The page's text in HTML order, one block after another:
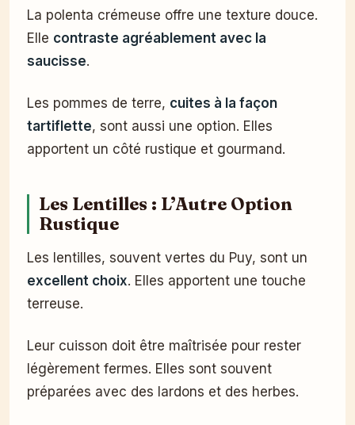
La polenta crémeuse offre une texture douce.
Elle contraste agréablement avec la
saucisse.
Les pommes de terre, cuites à la façon
tartiflette, sont aussi une option. Elles
apportent un côté rustique et gourmand.
Les Lentilles : L’Autre Option
Rustique
Les lentilles, souvent vertes du Puy, sont un
excellent choix. Elles apportent une touche
terreuse.
Leur cuisson doit être maîtrisée pour rester
légèrement fermes. Elles sont souvent
préparées avec des lardons et des herbes.